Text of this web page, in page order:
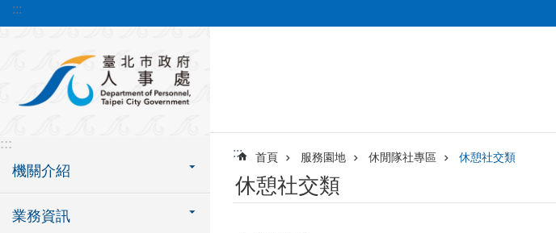
跳到主要內容區塊
:::
:::
機關介紹
業務資訊
::: 首頁 服務園地 休閒隊社專區 休憩社交類
休憩社交類